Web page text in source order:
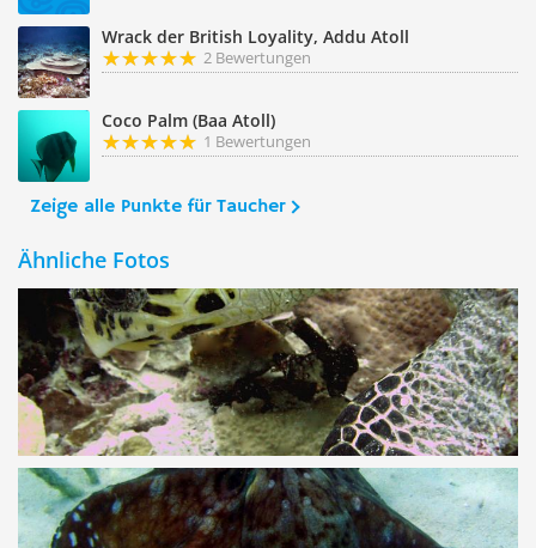
Wrack der British Loyality, Addu Atoll
2 Bewertungen
Coco Palm (Baa Atoll)
1 Bewertungen
Zeige alle Punkte für Taucher
Ähnliche Fotos